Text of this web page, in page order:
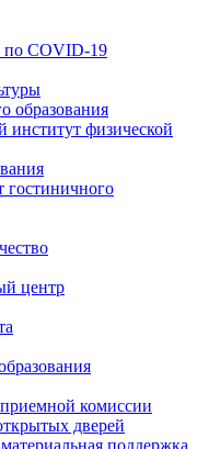
по COVID-19
образования
институт физической
центр
комиссии
дверей